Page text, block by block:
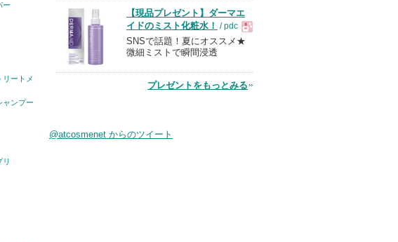
ー
リートメ
ャンプー
品
【現品プレゼント】ダーマエ
イドのミスト化粧水！ / pdc
現
品
SNSで話題！夏にオススメ★
微細ミストで瞬間浸透
プレゼントをもっとみる
@atcosmenet からのツイート